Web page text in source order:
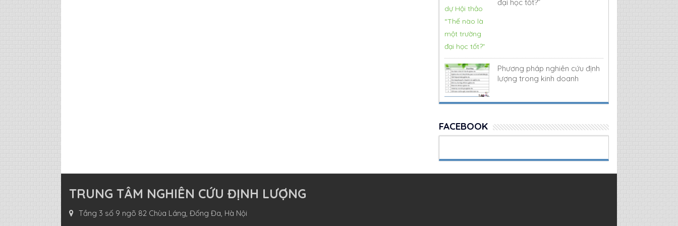
đại học tốt?”
Phương pháp nghiên cứu định
lượng trong kinh doanh
FACEBOOK
TRUNG TÂM NGHIÊN CỨU ĐỊNH LƯỢNG
Tầng 3 số 9 ngõ 82 Chùa Láng, Đống Đa, Hà Nội